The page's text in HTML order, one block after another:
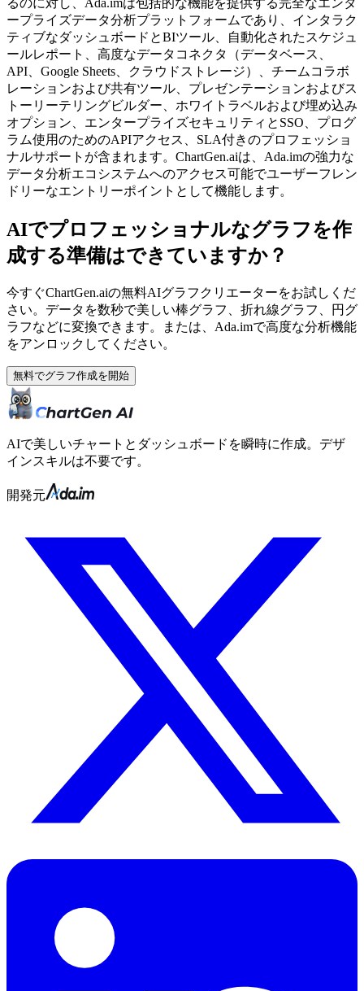
るのに対し、Ada.imは包括的な機能を提供する完全なエンタ
ープライズデータ分析プラットフォームであり、インタラク
ティブなダッシュボードとBIツール、自動化されたスケジュ
ールレポート、高度なデータコネクタ（データベース、
API、Google Sheets、クラウドストレージ）、チームコラボ
レーションおよび共有ツール、プレゼンテーションおよびス
トーリーテリングビルダー、ホワイトラベルおよび埋め込み
オプション、エンタープライズセキュリティとSSO、プログ
ラム使用のためのAPIアクセス、SLA付きのプロフェッショ
ナルサポートが含まれます。ChartGen.aiは、Ada.imの強力な
データ分析エコシステムへのアクセス可能でユーザーフレン
ドリーなエントリーポイントとして機能します。
AIでプロフェッショナルなグラフを作
成する準備はできていますか？
今すぐChartGen.aiの無料AIグラフクリエーターをお試しくだ
さい。データを数秒で美しい棒グラフ、折れ線グラフ、円グ
ラフなどに変換できます。または、Ada.imで高度な分析機能
をアンロックしてください。
無料でグラフ作成を開始
AIで美しいチャートとダッシュボードを瞬時に作成。デザ
インスキルは不要です。
開発元